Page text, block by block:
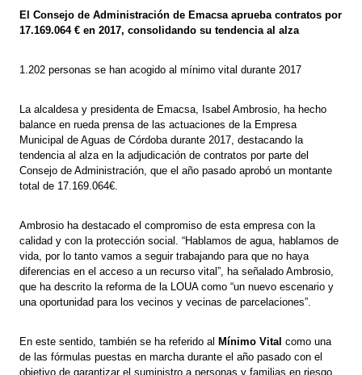
El Consejo de Administración de Emacsa aprueba contratos por
17.169.064 € en 2017, consolidando su tendencia al alza
1.202 personas se han acogido al mínimo vital durante 2017
La alcaldesa y presidenta de Emacsa, Isabel Ambrosio, ha hecho
balance en rueda prensa de las actuaciones de la Empresa
Municipal de Aguas de Córdoba durante 2017, destacando la
tendencia al alza en la adjudicación de contratos por parte del
Consejo de Administración, que el año pasado aprobó un montante
total de 17.169.064€.
Ambrosio ha destacado el compromiso de esta empresa con la
calidad y con la protección social. “Hablamos de agua, hablamos de
vida, por lo tanto vamos a seguir trabajando para que no haya
diferencias en el acceso a un recurso vital”, ha señalado Ambrosio,
que ha descrito la reforma de la LOUA como “un nuevo escenario y
una oportunidad para los vecinos y vecinas de parcelaciones”.
En este sentido, también se ha referido al Mínimo Vitalcomo una
de las fórmulas puestas en marcha durante el año pasado con el
objetivo de garantizar el suministro a personas y familias en riesgo